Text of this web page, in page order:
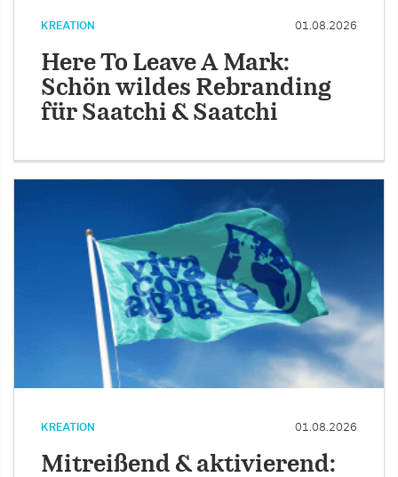
KREATION 01.08.2026
Here To Leave A Mark:
Schön wildes Rebranding
für Saatchi & Saatchi
KREATION 01.08.2026
Mitreißend & aktivierend: